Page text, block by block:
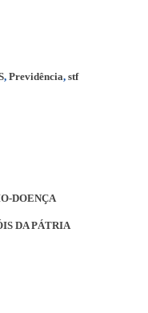
, Previdência, stf
DOENÇA
DA PÁTRIA